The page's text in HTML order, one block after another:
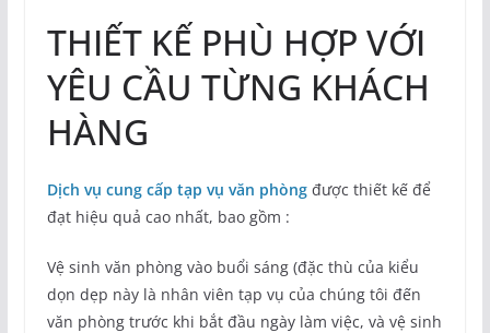
THIẾT KẾ PHÙ HỢP VỚI
YÊU CẦU TỪNG KHÁCH
HÀNG
Dịch vụ cung cấp tạp vụ văn phòngđược thiết kế để
đạt hiệu quả cao nhất, bao gồm :
Vệ sinh văn phòng vào buổi sáng (đặc thù của kiểu
dọn dẹp này là nhân viên tạp vụ của chúng tôi đến
văn phòng trước khi bắt đầu ngày làm việc, và vệ sinh